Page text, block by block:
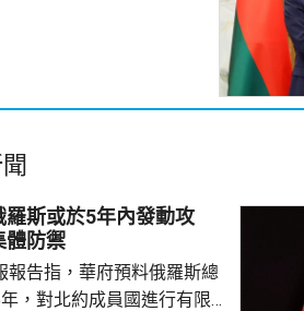
斯或於5年內發動攻
防禦
報告指，華府預料俄羅斯總
，對北約成員國進行有限